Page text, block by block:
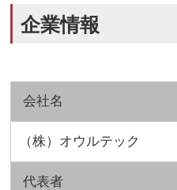
企業情報
会社名
（株）オウルテック
代表者